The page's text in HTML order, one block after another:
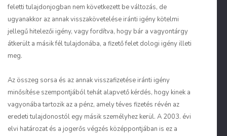
feletti tulajdonjogban nem következett be változás, de
ugyanakkor az annak visszakövetelése iránti igény kötelmi
jellegű hitelezői igény, vagy fordítva, hogy bár a vagyontárgy
átkerült a másik fél tulajdonába, a fizető felet dologi igény illeti
meg.
Az összeg sorsa és az annak visszafizetése iránti igény
minősítése szempontjából tehát alapvető kérdés, hogy kinek a
vagyonába tartozik az a pénz, amely téves fizetés révén az
eredeti tulajdonostól egy másik személyhez kerül. A 2003. évi
elvi határozat és a jogerős végzés középpontjában is ez a